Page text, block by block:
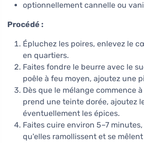
optionnellement cannelle ou
Procédé :
Épluchez les poires, enlevez le
en quartiers.
Faites fondre le beurre avec le
poêle à feu moyen, ajoutez une
Dès que le mélange commence
prend une teinte dorée, ajoutez
éventuellement les épices.
Faites cuire environ 5–7
qu'elles ramollissent et se